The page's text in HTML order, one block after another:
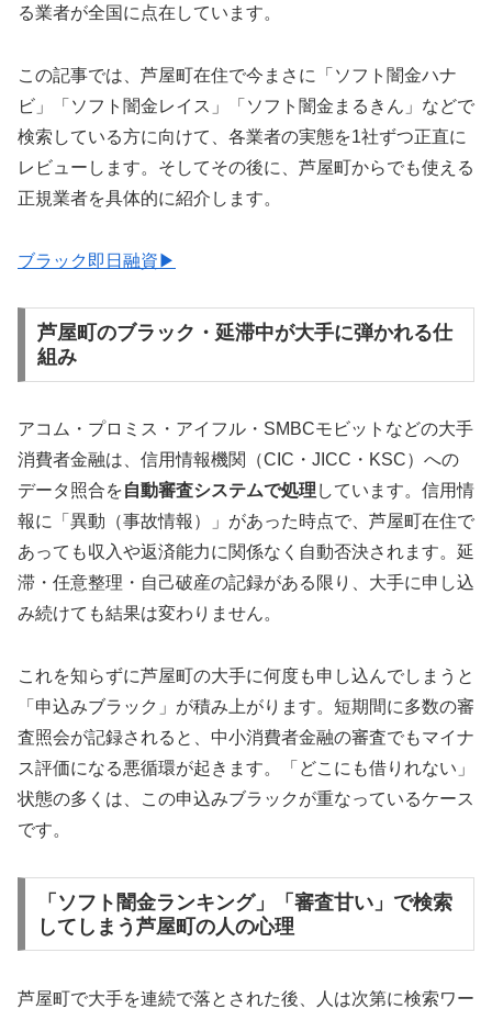
る業者が全国に点在しています。
この記事では、芦屋町在住で今まさに「ソフト闇金ハナ
ビ」「ソフト闇金レイス」「ソフト闇金まるきん」などで
検索している方に向けて、各業者の実態を1社ずつ正直に
レビューします。そしてその後に、芦屋町からでも使える
正規業者を具体的に紹介します。
ブラック即日融資▶
芦屋町のブラック・延滞中が大手に弾かれる仕
組み
アコム・プロミス・アイフル・SMBCモビットなどの大手
消費者金融は、信用情報機関（CIC・JICC・KSC）への
データ照合を自動審査システムで処理 しています。信用情
報に「異動（事故情報）」があった時点で、芦屋町在住で
あっても収入や返済能力に関係なく自動否決されます。延
滞・任意整理・自己破産の記録がある限り、大手に申し込
み続けても結果は変わりません。
これを知らずに芦屋町の大手に何度も申し込んでしまうと
「申込みブラック」が積み上がります。短期間に多数の審
査照会が記録されると、中小消費者金融の審査でもマイナ
ス評価になる悪循環が起きます。「どこにも借りれない」
状態の多くは、この申込みブラックが重なっているケース
です。
「ソフト闇金ランキング」「審査甘い」で検索
してしまう芦屋町の人の心理
芦屋町で大手を連続で落とされた後、人は次第に検索ワー